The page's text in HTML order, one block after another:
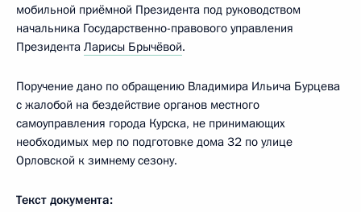
мобильной приёмной Президента под руководством
начальника Государственно-правового управления
Президента Ларисы Брычёвой.
Поручение дано по обращению Владимира Ильича Бурцева
с жалобой на бездействие органов местного
самоуправления города Курска, не принимающих
необходимых мер по подготовке дома 32 по улице
Орловской к зимнему сезону.
Текст документа: